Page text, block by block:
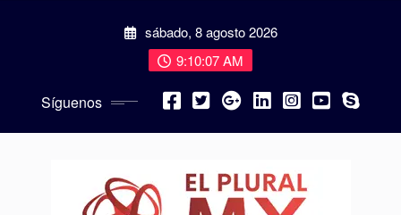
sábado, 8 agosto 2026
9:10:08 AM
Síguenos